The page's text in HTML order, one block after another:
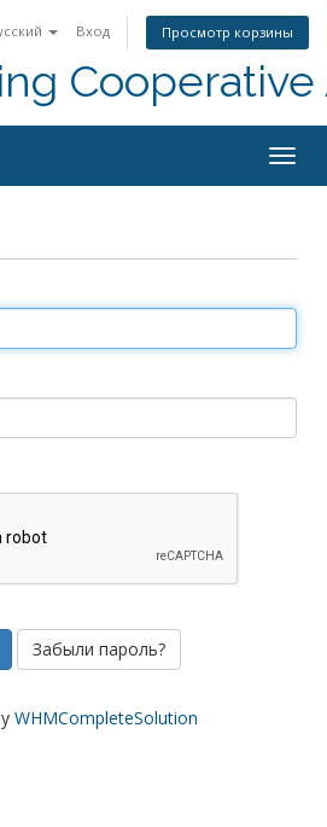
Вход Просмотр корзины
Cooperative
Забыли пароль?
WHMCompleteSolution